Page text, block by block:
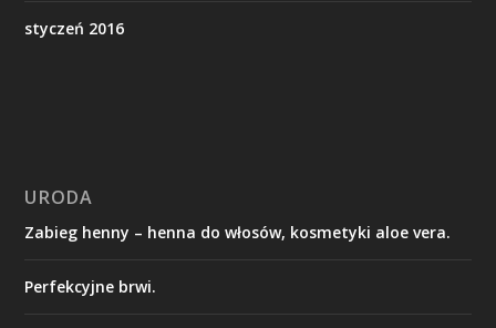
styczeń 2016
URODA
Zabieg henny – henna do włosów, kosmetyki aloe vera.
Perfekcyjne brwi.